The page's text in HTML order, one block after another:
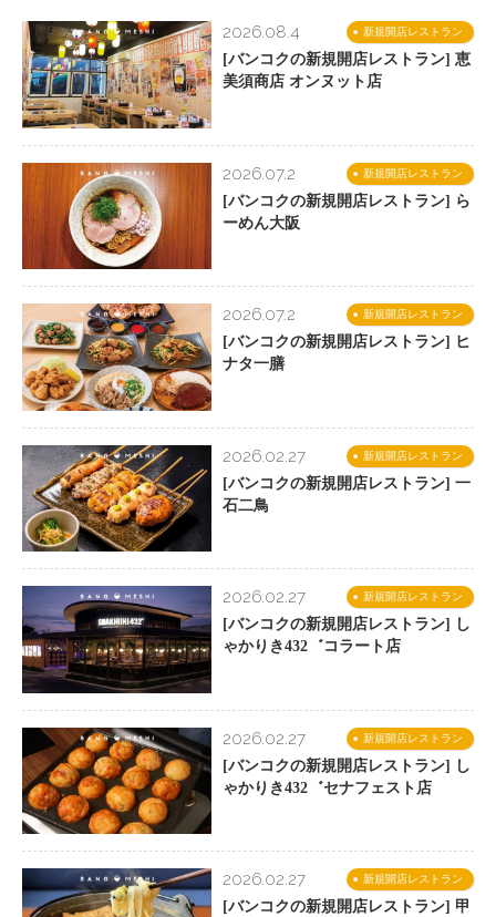
新規開店レストラン
2026.08.4
[バンコクの新規開店レストラン] 恵
美須商店 オンヌット店
新規開店レストラン
2026.07.2
[バンコクの新規開店レストラン] ら
ーめん大阪
新規開店レストラン
2026.07.2
[バンコクの新規開店レストラン] ヒ
ナタ一膳
新規開店レストラン
2026.02.27
[バンコクの新規開店レストラン] 一
石二鳥
新規開店レストラン
2026.02.27
[バンコクの新規開店レストラン] し
ゃかりき432゛コラート店
新規開店レストラン
2026.02.27
[バンコクの新規開店レストラン] し
ゃかりき432゛セナフェスト店
新規開店レストラン
2026.02.27
[バンコクの新規開店レストラン] 甲